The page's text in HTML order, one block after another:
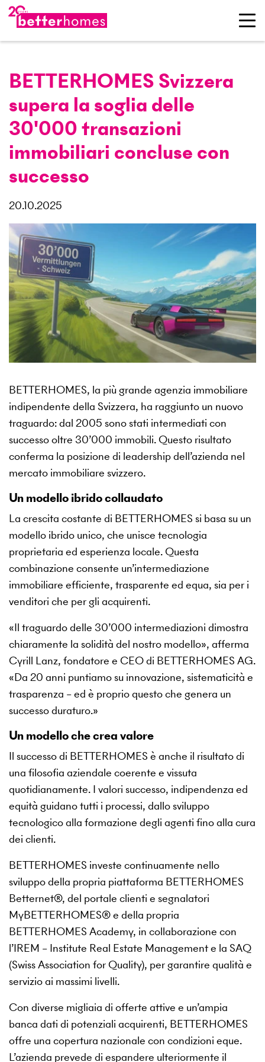
BETTERHOMES Svizzera
supera la soglia delle
30'000 transazioni
immobiliari concluse con
successo
20.10.2025
BETTERHOMES, la più grande agenzia immobiliare
indipendente della Svizzera, ha raggiunto un nuovo
traguardo: dal 2005 sono stati intermediati con
successo oltre 30’000 immobili. Questo risultato
conferma la posizione di leadership dell’azienda nel
mercato immobiliare svizzero.
Un modello ibrido collaudato
La crescita costante di BETTERHOMES si basa su un
modello ibrido unico, che unisce tecnologia
proprietaria ed esperienza locale. Questa
combinazione consente un’intermediazione
immobiliare efficiente, trasparente ed equa, sia per i
venditori che per gli acquirenti.
«Il traguardo delle 30’000 intermediazioni dimostra
chiaramente la solidità del nostro modello», afferma
Cyrill Lanz, fondatore e CEO di BETTERHOMES AG.
«Da 20 anni puntiamo su innovazione, sistematicità e
trasparenza – ed è proprio questo che genera un
successo duraturo.»
Un modello che crea valore
Il successo di BETTERHOMES è anche il risultato di
una filosofia aziendale coerente e vissuta
quotidianamente. I valori successo, indipendenza ed
equità guidano tutti i processi, dallo sviluppo
tecnologico alla formazione degli agenti fino alla cura
dei clienti.
BETTERHOMES investe continuamente nello
sviluppo della propria piattaforma BETTERHOMES
Betternet®, del portale clienti e segnalatori
MyBETTERHOMES® e della propria
BETTERHOMES Academy, in collaborazione con
l’IREM – Institute Real Estate Management e la SAQ
(Swiss Association for Quality), per garantire qualità e
servizio ai massimi livelli.
Con diverse migliaia di offerte attive e un’ampia
banca dati di potenziali acquirenti, BETTERHOMES
offre una copertura nazionale con condizioni eque.
L’azienda prevede di espandere ulteriormente il